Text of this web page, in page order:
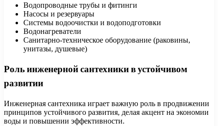
Водопроводные трубы и фитинги
Насосы и резервуары
Системы водоочистки и водоподготовки
Водонагреватели
Санитарно-техническое оборудование (раковины,
унитазы, душевые)
Роль инженерной сантехники в устойчивом
развитии
Инженерная сантехника играет важную роль в продвижении
принципов устойчивого развития, делая акцент на экономии
воды и повышении эффективности.